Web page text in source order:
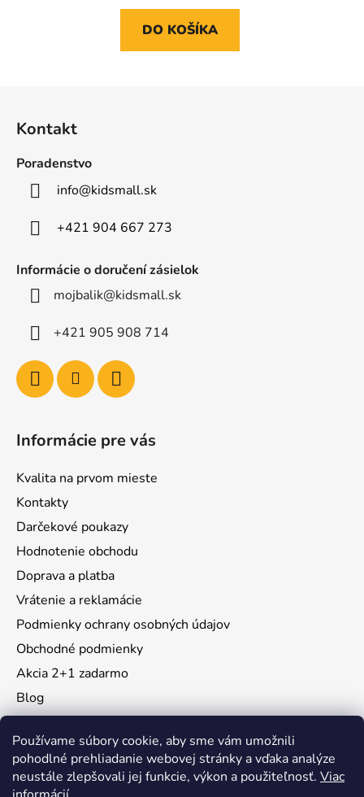
Používame súbory cookie, aby sme vám umožnili
pohodlné prehliadanie webovej stránky a vďaka analýze
neustále zlepšovali jej funkcie, výkon a použiteľnosť. Viac
DO KOŠÍKA
Kontakt
Poradenstvo
info@kidsmall.sk
+421 904 667 273
Informácie o doručení zásielok
mojbalik@kidsmall.sk
+421 905 908 714
Informácie pre vás
Kvalita na prvom mieste
Kontakty
Darčekové poukazy
Hodnotenie obchodu
Doprava a platba
Vrátenie a reklamácie
Podmienky ochrany osobných údajov
Obchodné podmienky
Akcia 2+1 zadarmo
Blog